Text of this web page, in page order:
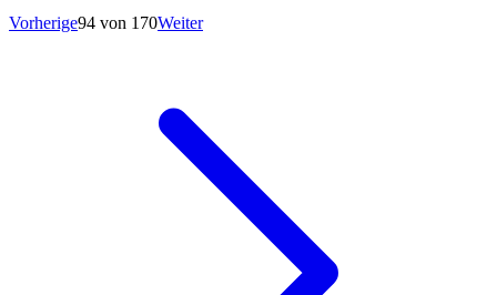
Vorherige94 von 170Weiter